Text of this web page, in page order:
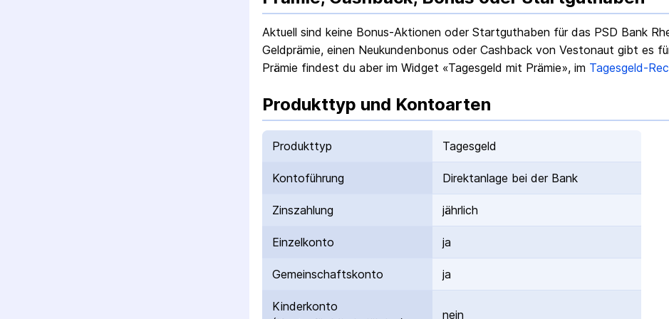
Aktuell sind keine Bonus-Aktionen oder Startguthaben für das PSD Bank
Geldprämie, einen Neukundenbonus oder Cashback von Vestonaut gibt es
Prämie findest du aber im Widget «Tagesgeld mit Prämie», im Tagesgeld-
Produkttyp und Kontoarten
Produkttyp Tagesgeld
Kontoführung Direktanlage bei der Bank
Zinszahlung jährlich
Einzelkonto ja
Gemeinschafts­konto ja
Kinderkonto
nein